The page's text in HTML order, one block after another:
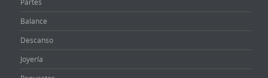
Balance
Descanso
Joyería